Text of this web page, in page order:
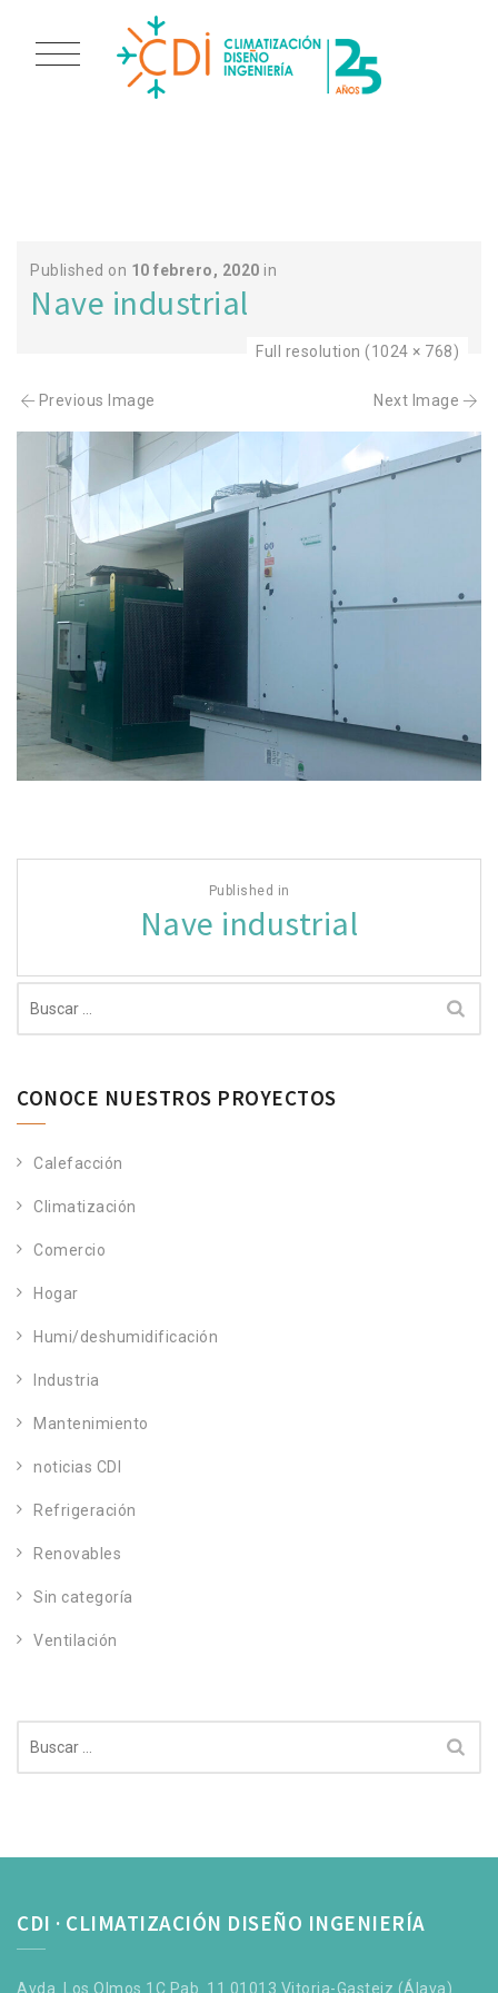
Published on 10 febrero, 2020 in
Nave industrial
Full resolution (1024 × 768)
Previous Image Next Image
Published in
Nave industrial
CONOCE NUESTROS PROYECTOS
Calefacción
Climatización
Comercio
Hogar
Humi/deshumidificación
Industria
Mantenimiento
noticias CDI
Refrigeración
Renovables
Sin categoría
Ventilación
CDI · CLIMATIZACIÓN DISEÑO INGENIERÍA
Avda. Los Olmos 1C Pab. 11 01013 Vitoria-Gasteiz (Álava).